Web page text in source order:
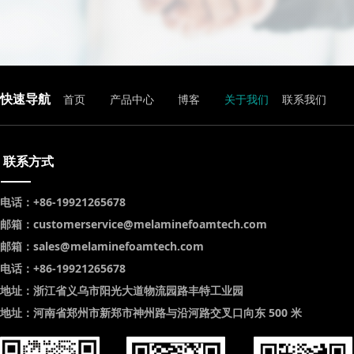
快速导航
联系方式
电话：+86-19921265678
邮箱：customerservice@melaminefoamtech.com
邮箱：sales@melaminefoamtech.com
电话：+86-19921265678
地址：浙江省义乌市阳光大道物流园路丰特工业园
地址：河南省郑州市新郑市神州路与沿河路交叉口向东 500 米
首页 产品中心 博客 关于我们 联系我们